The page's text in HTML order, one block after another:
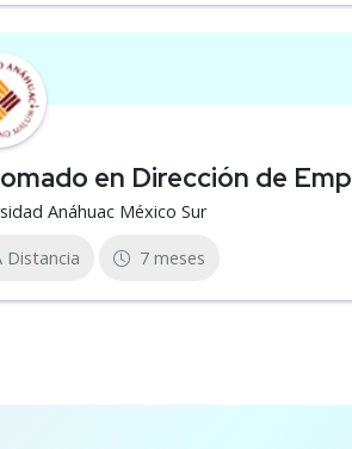
en Dirección de
Anáhuac México Sur
Distancia 7 meses